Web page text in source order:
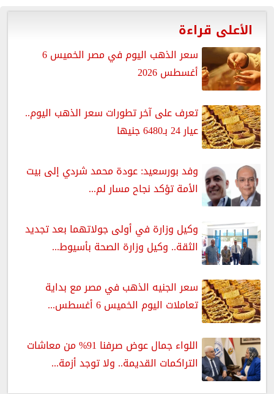
الأعلى قراءة
سعر الذهب اليوم في مصر الخميس 6
أغسطس 2026
تعرف على آخر تطورات سعر الذهب اليوم..
عيار 24 بـ6480 جنيها
وفد بورسعيد: عودة محمد شردي إلى بيت
الأمة تؤكد نجاح مسار لم...
وكيل وزارة في أولى جولاتهما بعد تجديد
الثقة.. وكيل وزارة الصحة بأسيوط...
سعر الجنيه الذهب في مصر مع بداية
تعاملات اليوم الخميس 6 أغسطس...
اللواء جمال عوض صرفنا 91% من معاشات
التراكمات القديمة.. ولا توجد أزمة...